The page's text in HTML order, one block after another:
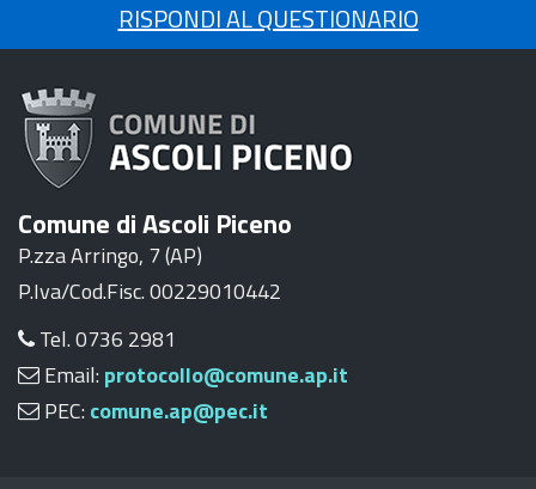
RISPONDI AL QUESTIONARIO
Comune di Ascoli Piceno
P.zza Arringo, 7 (AP)
P.Iva/Cod.Fisc. 00229010442
Tel. 0736 2981
Email: protocollo@comune.ap.it
PEC: comune.ap@pec.it